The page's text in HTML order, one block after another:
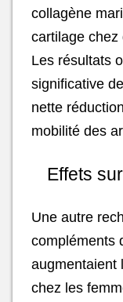
collagène
cartilage chez
Les résultats
significative
nette
mobilité des
Effets
Une autre
compléments
augmentaient
chez les